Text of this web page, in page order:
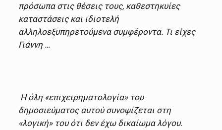
πρόσωπα στις θέσεις τους, καθεστηκυίες
καταστάσεις και ιδιοτελή
αλληλοεξυπηρετούμενα συμφέροντα. Τι είχες
Γιάννη …
Η όλη «επιχειρηματολογία» του
δημοσιεύματος αυτού συνοψίζεται στη
«λογική» του ότι δεν έχω δικαίωμα λόγου.